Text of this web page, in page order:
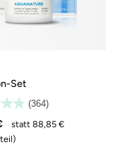
Set
(364)
statt 88,85 €